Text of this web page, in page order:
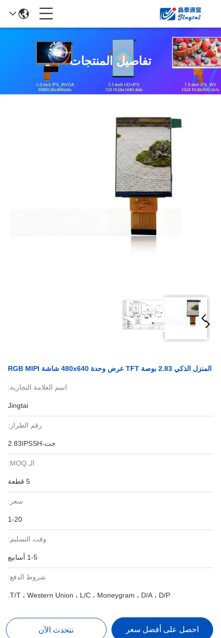
تفاصيل المنتجات
المنزل الذكي 2.83 بوصة TFT عرض وحدة 480x640 شاشة RGB MIPI
اسم العلامة التجارية:
Jingtai
رقم الطراز:
جت-2.83IPSSH
الـ MOQ:
5 قطعة
سعر:
1-20
وقت التسليم:
1-5 أسابيع
شروط الدفع:
T/T ، Western Union ، L/C ، Moneygram ، D/A ، D/P.
احصل على أفضل سعر نتحدث الآن